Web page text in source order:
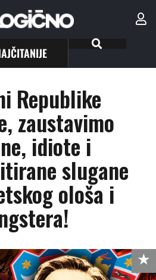
Republike
zaustavimo
idiote i
slugane
ološa i